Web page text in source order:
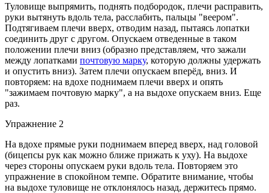
Туловище выпрямить, поднять подбородок, плечи расправить,
руки вытянуть вдоль тела, расслабить, пальцы "веером".
Подтягиваем плечи вверх, отводим назад, пытаясь лопатки
соединить друг с другом. Опускаем отведенные в таком
положении плечи вниз (образно представляем, что зажали
между лопатками почтовую марку, которую должны удержать
и опустить вниз). Затем плечи опускаем вперёд, вниз. И
повторяем: на вдохе поднимаем плечи вверх и опять
"зажимаем почтовую марку", а на выдохе опускаем вниз. Еще
раз.
Упражнение 2
На вдохе прямые руки поднимаем вперед вверх, над головой
(бицепсы рук как можно ближе прижать к уху). На выдохе
через стороны опускаем руки вдоль тела. Повторяем это
упражнение в спокойном темпе. Обратите внимание, чтобы
на выдохе туловище не отклонялось назад, держитесь прямо.